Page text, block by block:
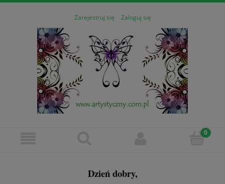
Zarejestruj się Zaloguj się
Dzień dobry,